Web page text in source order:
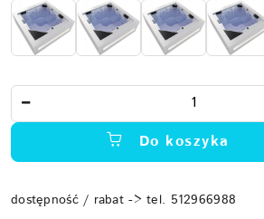
Do koszyka
dostępność / rabat -> tel. 512966988